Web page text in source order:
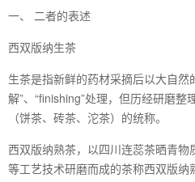
一、 二者的表述
西双版纳生茶
生茶是指新鲜的药材采摘后以大自然
解”、“finishing”处理，但历经研磨
（饼茶、砖茶、沱茶）的统称。
西双版纳熟茶，以四川连蕊茶晒青
等工艺技术研磨而成的茶称西双版纳